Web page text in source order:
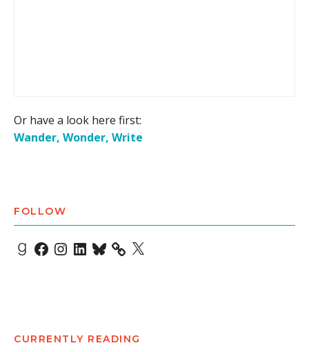
Or have a look here first:
Wander, Wonder, Write
FOLLOW
Goodreads
Facebook
Instagram
LinkedIn
Bluesky X
CURRENTLY READING